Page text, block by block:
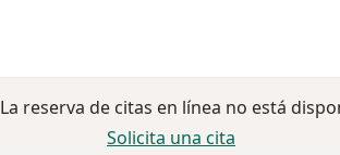
La reserva de citas en línea no está
Solicita una cita